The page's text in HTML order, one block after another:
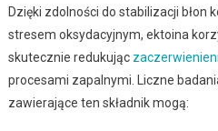
Dzięki zdolności do stabilizacji błon
stresem oksydacyjnym, ektoina
skutecznie redukując
procesami zapalnymi. Liczne
zawierające ten składnik mogą: